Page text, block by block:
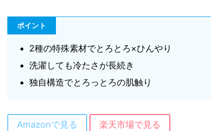
ポイント
2種の特殊素材でとろとろ×ひんやり
洗濯しても冷たさが長続き
独自構造でとろっとろの肌触り
Amazonで見る 楽天市場で見る